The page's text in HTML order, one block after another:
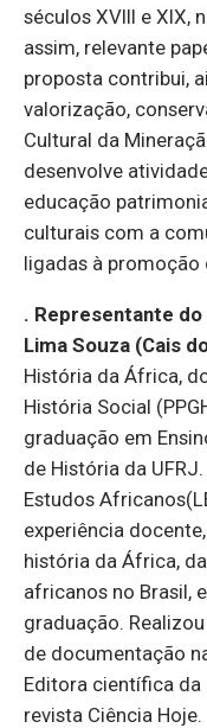
séculos XVIII e XIX,
assim, relevante
proposta contribui,
valorização,
Cultural da
desenvolve
educação
culturais com a
ligadas à
. Representante
Lima Souza (Cais
História da África,
História Social
graduação em
de História da
Estudos
experiência
história da África,
africanos no Brasil,
graduação.
de documentação
Editora científica da
revista Ciência